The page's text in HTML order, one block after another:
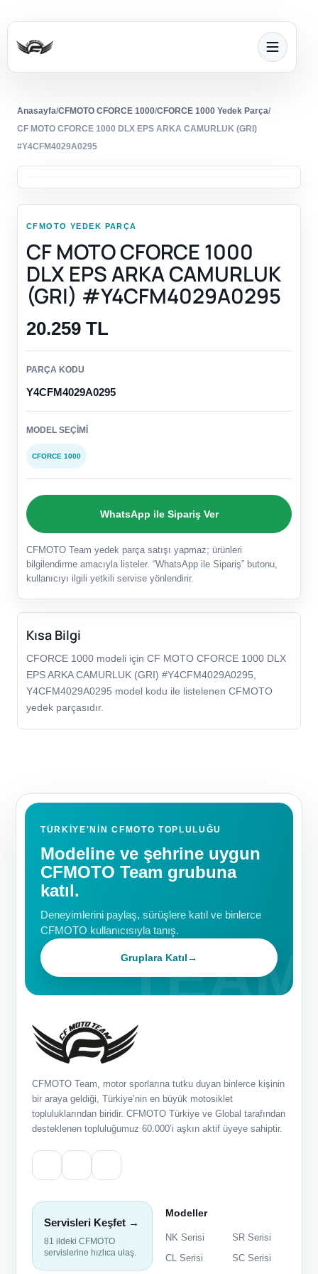
Anasayfa/CFMOTO CFORCE 1000/CFORCE 1000 Yedek Parça/
CF MOTO CFORCE 1000 DLX EPS ARKA CAMURLUK (GRI)
#Y4CFM4029A0295
CFMOTO YEDEK PARÇA
CF MOTO CFORCE 1000
DLX EPS ARKA CAMURLUK
(GRI) #Y4CFM4029A0295
20.259 TL
PARÇA KODU
Y4CFM4029A0295
MODEL SEÇIMI
CFORCE 1000
WhatsApp ile Sipariş Ver
CFMOTO Team yedek parça satışı yapmaz; ürünleri
bilgilendirme amacıyla listeler. “WhatsApp ile Sipariş” butonu,
kullanıcıyı ilgili yetkili servise yönlendirir.
Kısa Bilgi
CFORCE 1000 modeli için CF MOTO CFORCE 1000 DLX
EPS ARKA CAMURLUK (GRI) #Y4CFM4029A0295,
Y4CFM4029A0295 model kodu ile listelenen CFMOTO
yedek parçasıdır.
TÜRKIYE'NIN CFMOTO TOPLULUĞU
Modeline ve şehrine uygun
CFMOTO Team grubuna
katıl.
Deneyimlerini paylaş, sürüşlere katıl ve binlerce
CFMOTO kullanıcısıyla tanış.
Gruplara Katıl→
CFMOTO Team, motor sporlarına tutku duyan binlerce kişinin
bir araya geldiği, Türkiye’nin en büyük motosiklet
topluluklarından biridir. CFMOTO Türkiye ve Global tarafından
desteklenen topluluğumuz 60.000’i aşkın aktif üyeye sahiptir.
Servisleri Keşfet →
81 ildeki CFMOTO
servislerine hızlıca ulaş.
Modeller
NK Serisi
SR Serisi
CL Serisi
SC Serisi